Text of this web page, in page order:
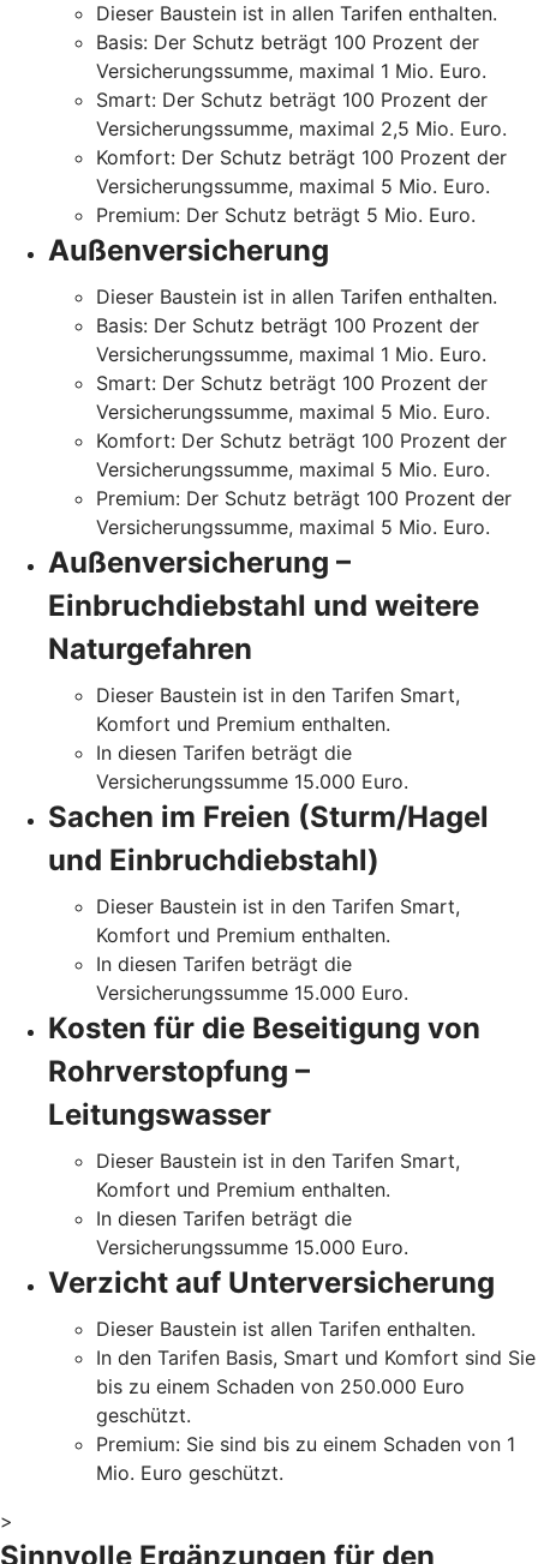
Dieser Baustein ist in allen Tarifen enthalten.
Basis: Der Schutz beträgt 100 Prozent der
Versicherungssumme, maximal 1 Mio. Euro.
Smart: Der Schutz beträgt 100 Prozent der
Versicherungssumme, maximal 2,5 Mio. Euro.
Komfort: Der Schutz beträgt 100 Prozent der
Versicherungssumme, maximal 5 Mio. Euro.
Premium: Der Schutz beträgt 5 Mio. Euro.
Außenversicherung
Dieser Baustein ist in allen Tarifen enthalten.
Basis: Der Schutz beträgt 100 Prozent der
Versicherungssumme, maximal 1 Mio. Euro.
Smart: Der Schutz beträgt 100 Prozent der
Versicherungssumme, maximal 5 Mio. Euro.
Komfort: Der Schutz beträgt 100 Prozent der
Versicherungssumme, maximal 5 Mio. Euro.
Premium: Der Schutz beträgt 100 Prozent der
Versicherungssumme, maximal 5 Mio. Euro.
Außenversicherung –
Einbruchdiebstahl und weitere
Naturgefahren
Dieser Baustein ist in den Tarifen Smart,
Komfort und Premium enthalten.
In diesen Tarifen beträgt die
Versicherungssumme 15.000 Euro.
Sachen im Freien (Sturm/Hagel
und Einbruchdiebstahl)
Dieser Baustein ist in den Tarifen Smart,
Komfort und Premium enthalten.
In diesen Tarifen beträgt die
Versicherungssumme 15.000 Euro.
Kosten für die Beseitigung von
Rohrverstopfung –
Leitungswasser
Dieser Baustein ist in den Tarifen Smart,
Komfort und Premium enthalten.
In diesen Tarifen beträgt die
Versicherungssumme 15.000 Euro.
Verzicht auf Unterversicherung
Dieser Baustein ist allen Tarifen enthalten.
In den Tarifen Basis, Smart und Komfort sind Sie
bis zu einem Schaden von 250.000 Euro
geschützt.
Premium: Sie sind bis zu einem Schaden von 1
Mio. Euro geschützt.
>
Sinnvolle Ergänzungen für den